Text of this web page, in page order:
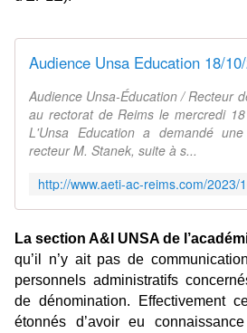
Audience Unsa-Éducation / Recteur
au rectorat de Reims le mercredi
L'Unsa Education a demandé
recteur M. Stanek, suite à s...
La section A&I UNSA de
qu’il n’y ait pas de
personnels administratifs
de dénomination. Effectivement
étonnés d’avoir eu